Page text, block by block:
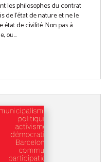
les philosophes du contrat
de l’état de nature et ne le
de civilité. Non pas à
ou...